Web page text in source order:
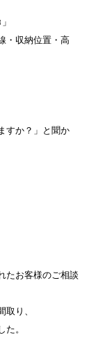
・収納位置・高
すか？」と聞か
たお客様のご相談
り、
。